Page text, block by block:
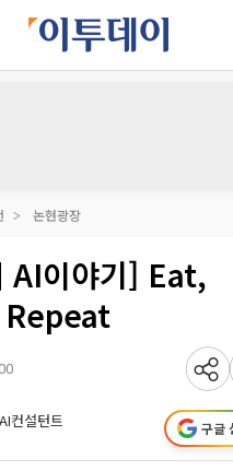
논현광장
AI이야기] Eat,
컨설턴트 구글